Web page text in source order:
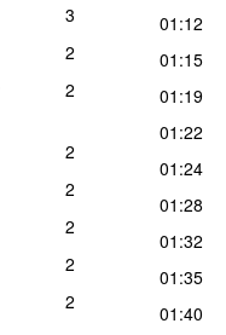
3
2
2
2
2
2
2
2
01:12
01:15
01:19
01:22
01:24
01:28
01:32
01:35
01:40